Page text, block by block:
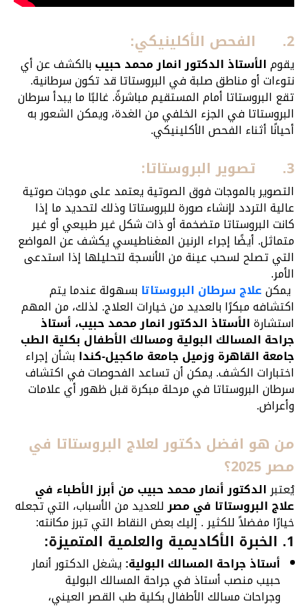
2. الفحص الأكلينيكي:
يقومالأستاذ الدكتور انمار محمد حبيببالكشف عن أي
نتوءات أو مناطق صلبة في البروستاتا قد تكون سرطانية.
تقع البروستاتا أمام المستقيم مباشرةً. غالبًا ما يبدأ سرطان
البروستاتا في الجزء الخلفي من الغدة، ويمكن الشعور به
أحيانًا أثناء الفحص الأكلينيكي.
3. تصوير البروستاتا:
التصوير بالموجات فوق الصوتية يعتمد على موجات صوتية
عالية التردد لإنشاء صورة للبروستاتا وذلك لتحديد ما إذا
كانت البروستاتا متضخمة أو ذات شكل غير طبيعي أو غير
متماثل. أيضًا إجراء الرنين المغناطيسي يكشف عن المواضع
التي تصلح لسحب عينة من الأنسجة لتحليلها إذا استدعى
الأمر.
يمكنعلاج سرطان البروستاتا بسهولة عندما يتم
اكتشافه مبكرًا بالعديد من خيارات العلاج. لذلك، من المهم
استشارةالأستاذ الدكتور انمار محمد حبيب، أستاذ
جراحة المسالك البولية ومسالك الأطفال بكلية الطب
جامعة القاهرة وزميل جامعة ماكجيل-كندا بشأن إجراء
اختبارات الكشف. يمكن أن تساعد الفحوصات في اكتشاف
سرطان البروستاتا في مرحلة مبكرة قبل ظهور أي علامات
وأعراض.
من هو افضل دكتور لعلاج البروستاتا في
مصر 2025؟
يُعتبرالدكتور أنمار محمد حبيب من أبرز الأطباء في
علاج البروستاتا في مصرللعديد من الأسباب، التي تجعله
خيارًا مفضلاً للكثير . إليك بعض النقاط التي تبرز مكانته:
1. الخبرة الأكاديمية والعلمية المتميزة:
أستاذ جراحة المسالك البولية:يشغل الدكتور أنمار
حبيب منصب أستاذ في جراحة المسالك البولية
وجراحات مسالك الأطفال بكلية طب القصر العيني،